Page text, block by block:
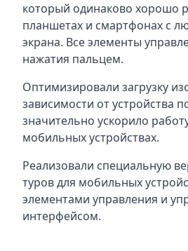
который одинаково хорошо
планшетах и смартфонах с
экрана. Все элементы
нажатия пальцем.
Оптимизировали загрузку
зависимости от устройства
значительно ускорило
мобильных устройствах.
Реализовали специальную
туров для мобильных
элементами управления и
интерфейсом.